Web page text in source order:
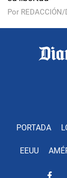
Por
PORTADA
EEUU